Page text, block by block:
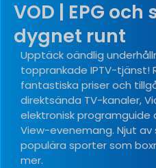
VOD | EPG
dygnet runt
Upptäck oändlig
topprankade IPTV-tjänst!
fantastiska priser och
direktsända TV-kanaler,
elektronisk programguide
View-evenemang. Njut
populära sporter som
mer.